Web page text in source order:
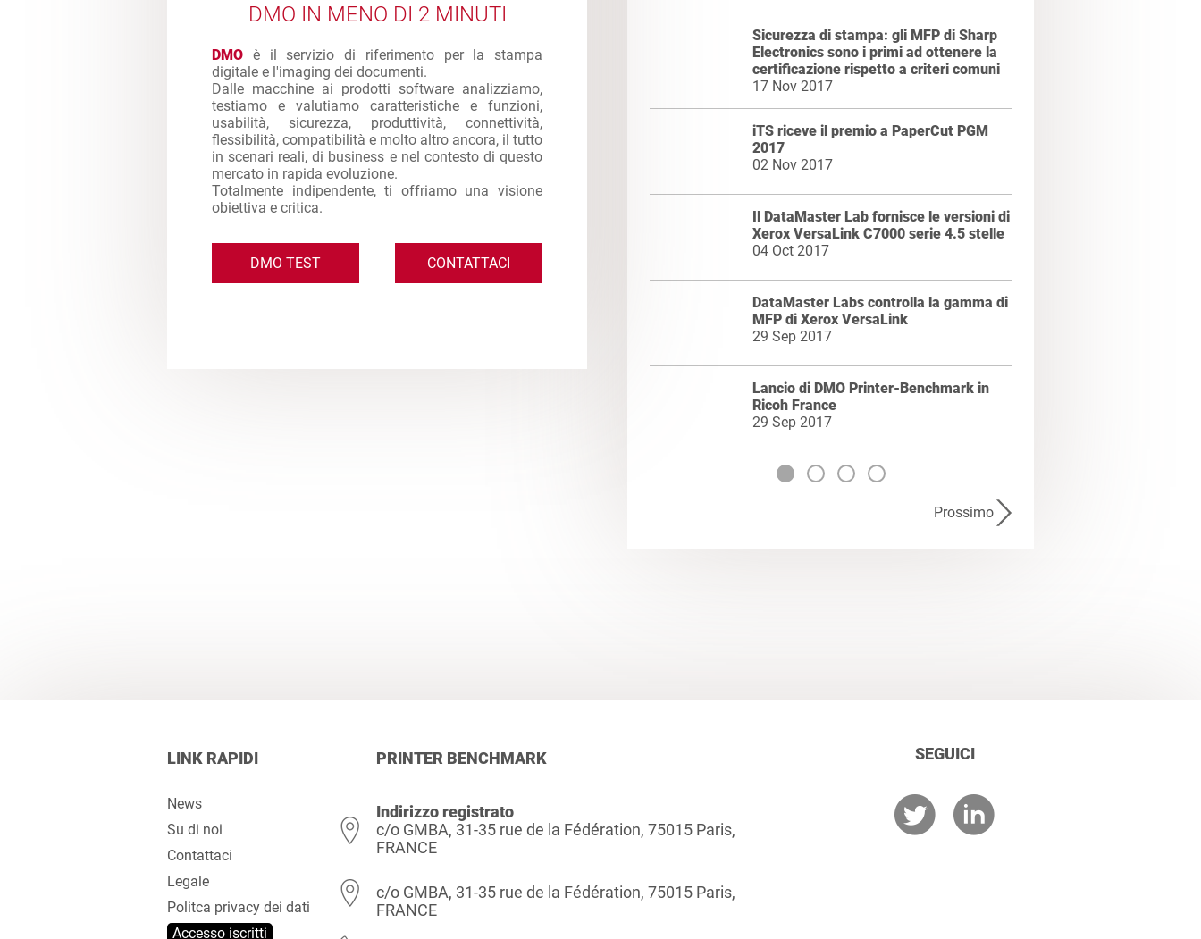
DMO IN MENO DI 2 MINUTI
DMO è il servizio di riferimento per la stampa
digitale e l'imaging dei documenti.
Dalle macchine ai prodotti software analizziamo,
testiamo e valutiamo caratteristiche e funzioni,
usabilità, sicurezza, produttività, connettività,
flessibilità, compatibilità e molto altro ancora, il tutto
in scenari reali, di business e nel contesto di questo
mercato in rapida evoluzione.
Totalmente indipendente, ti offriamo una visione
obiettiva e critica.
DMO TEST CONTATTACI
Sicurezza di stampa: gli MFP di Sharp
Electronics sono i primi ad ottenere la
certificazione rispetto a criteri comuni
17 Nov 2017
iTS riceve il premio a PaperCut PGM
2017
02 Nov 2017
Il DataMaster Lab fornisce le versioni di
Xerox VersaLink C7000 serie 4.5 stelle
04 Oct 2017
DataMaster Labs controlla la gamma di
MFP di Xerox VersaLink
29 Sep 2017
Lancio di DMO Printer-Benchmark in
Ricoh France
29 Sep 2017
Prossimo
LINK RAPIDI
News
Su di noi
Contattaci
Legale
Politca privacy dei dati
Accesso iscritti
PRINTER BENCHMARK
Indirizzo registrato
c/o GMBA, 31-35 rue de la Fédération, 75015 Paris,
FRANCE
c/o GMBA, 31-35 rue de la Fédération, 75015 Paris,
FRANCE
SEGUICI